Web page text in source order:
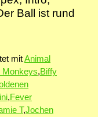
Ball ist rund
mitAnimal
Monkeys,Biffy
,Fever
T,Jochen